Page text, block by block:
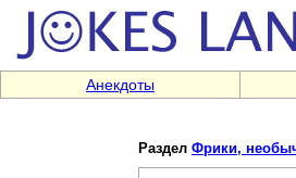
Анекдоты
Раздел Фрики,